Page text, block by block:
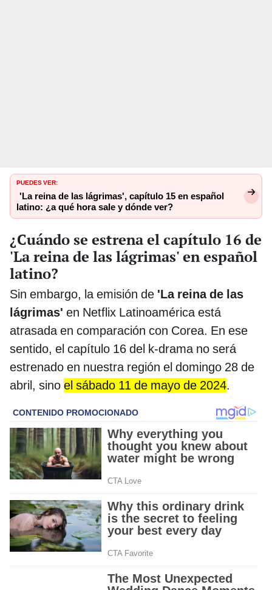
PUEDES VER:
'La reina de las lágrimas', capítulo 15 en español
latino: ¿a qué hora sale y dónde ver?
¿Cuándo se estrena el capítulo 16 de
'La reina de las lágrimas' en español
latino?
Sin embargo, la emisión de 'La reina de las
lágrimas' en Netflix Latinoamérica está
atrasada en comparación con Corea. En ese
sentido, el capítulo 16 del k-drama no será
estrenado en nuestra región el domingo 28 de
abril, sino el sábado 11 de mayo de 2024.